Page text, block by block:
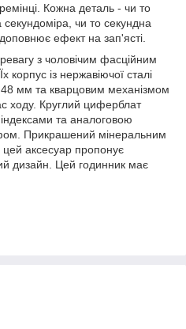
Кожна деталь - чи то
чи то секундна
ефект на зап'ясті.
з чоловічим фасційним
Їх корпус із нержавіючої сталі
мм та кварцовим механізмом
ходу. Круглий циферблат
та аналоговою
Прикрашений мінеральним
аксесуар пропонує
дизайн. Цей годинник має